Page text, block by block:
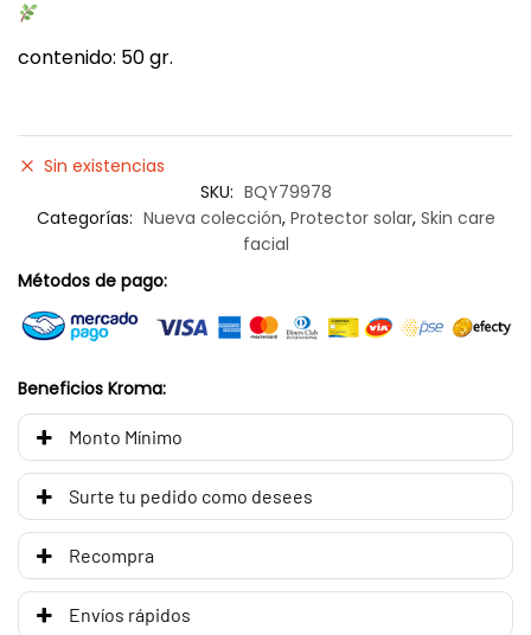
contenido: 50 gr.
Sin existencias
SKU: BQY79978
Categorías: Nueva colección, Protector solar, Skin care
facial
Métodos de pago:
Beneficios Kroma:
Monto Mínimo
Surte tu pedido como desees
Recompra
Envíos rápidos